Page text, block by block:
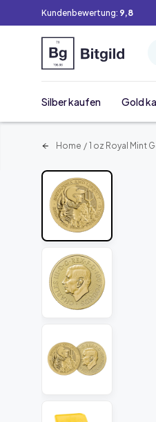
Kundenbewertung: 9,8
Silber kaufen Gold
Home / 1 oz Royal Mint